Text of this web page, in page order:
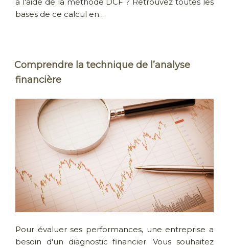
bases de ce calcul en…
Comprendre la technique de l’analyse
financière
Pour évaluer ses performances, une entreprise a
besoin d'un diagnostic financier. Vous souhaitez